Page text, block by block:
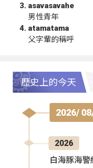
asavasavahe
男性青年
atamatama
父字輩的稱呼
歷史上的今天
2026/
2026
白海豚海